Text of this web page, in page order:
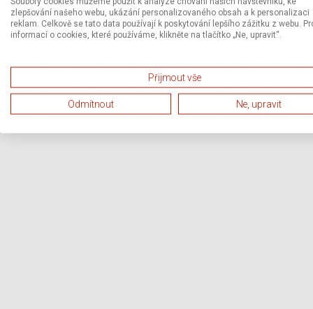
zlepšování našeho webu, ukázání personalizovaného obsah a k personalizaci
reklam. Celkově se tato data používají k poskytování lepšího zážitku z webu.
informací o cookies, které používáme, klikněte na tlačítko „Ne, upravit“.
Přijmout vše
Odmítnout Ne, upravit